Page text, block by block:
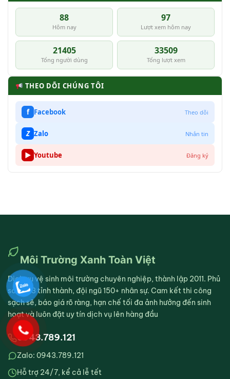
88
Hôm nay
97
Lượt xem hôm nay
21405
Tổng người dùng
33509
Tổng lượt xem
THEO DÕI CHÚNG TÔI
f Facebook Theo dõi
Z Zalo Nhắn tin
▶ Youtube Đăng ký
Môi Trường Xanh Toàn Việt
Dịch vụ vệ sinh môi trường chuyên nghiệp, thành lập 2011. Phủ
sóng 63 tỉnh thành, đội ngũ 150+ nhân sự. Cam kết thi công
sạch sẽ, báo giá rõ ràng, hạn chế tối đa ảnh hưởng đến sinh
hoạt và luôn đặt uy tín dịch vụ lên hàng đầu
0943.789.121
Zalo: 0943.789.121
Hỗ trợ 24/7, kể cả lễ tết